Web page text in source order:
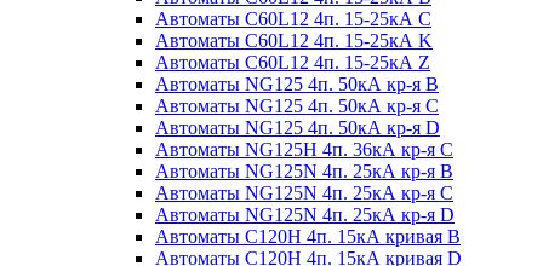
Автоматы C60L12 4п. 15-25кА C
Автоматы C60L12 4п. 15-25кА K
Автоматы C60L12 4п. 15-25кА Z
Автоматы NG125 4п. 50кА кр-я B
Автоматы NG125 4п. 50кА кр-я C
Автоматы NG125 4п. 50кА кр-я D
Автоматы NG125H 4п. 36кА кр-я C
Автоматы NG125N 4п. 25кА кр-я B
Автоматы NG125N 4п. 25кА кр-я C
Автоматы NG125N 4п. 25кА кр-я D
Автоматы С120H 4п. 15кА кривая B
Автоматы С120H 4п. 15кА кривая D